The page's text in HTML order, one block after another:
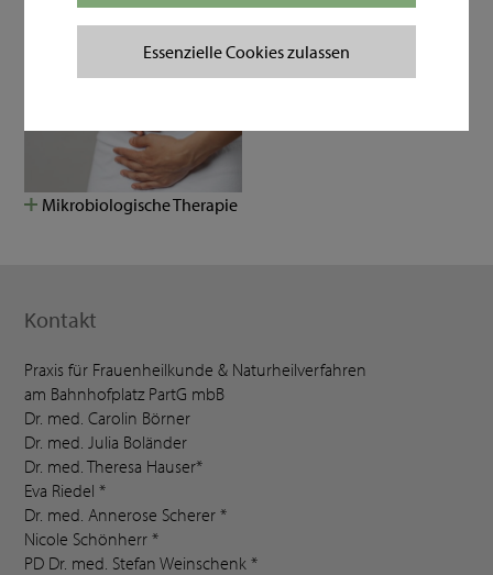
Herzfrequenzmessung Integrative Onkologie
Mikrobiologische Therapie
Kontakt
Praxis für Frauenheilkunde & Naturheilverfahren
am Bahnhofplatz PartG mbB
Dr. med. Carolin Börner
Dr. med. Julia Boländer
Dr. med. Theresa Hauser*
Eva Riedel *
Dr. med. Annerose Scherer *
Nicole Schönherr *
PD Dr. med. Stefan Weinschenk *
Essenzielle Cookies zulassen